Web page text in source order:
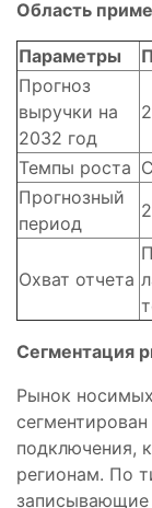
Область
Параметры
Прогноз
выручки на
2032 год
Темпы роста
Прогнозный
период
Охват отчета
Сегментация
Рынок
подключения,
регионам. По